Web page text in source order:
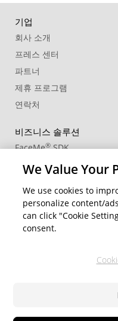
기업
회사 소개
프레스 센터
파트너
제휴 프로그램
연락처
비즈니스 솔루션
FaceMe®SDK
커뮤니티
회원 영역
We Value Your
We use cookies to
personalize content/
can click "Cookie
consent.